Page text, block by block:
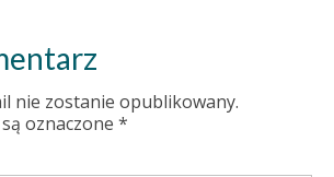
nie zostanie opublikowany.
oznaczone *